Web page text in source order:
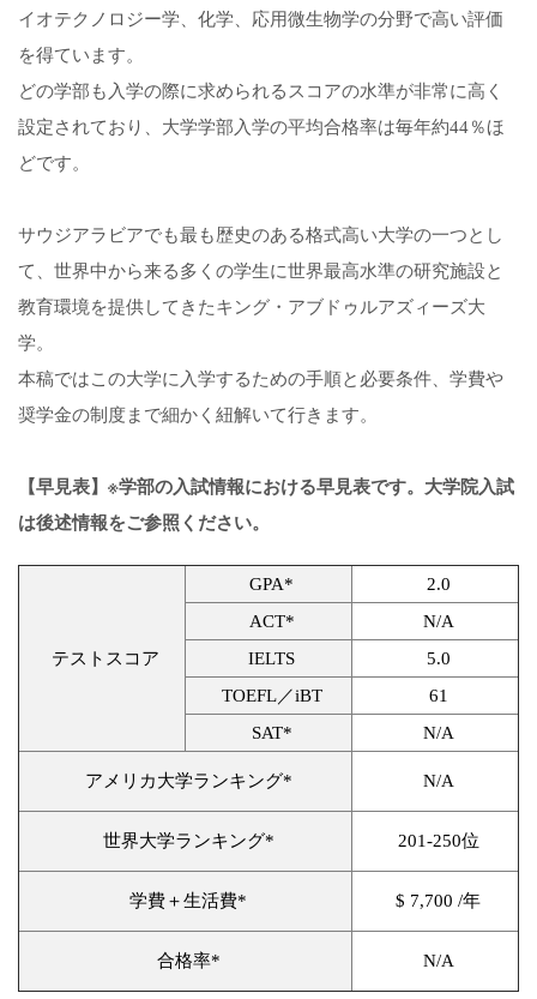
イオテクノロジー学、化学、応用微生物学の分野で高い評価
を得ています。
どの学部も入学の際に求められるスコアの水準が非常に高く
設定されており、大学学部入学の平均合格率は毎年約44％ほ
どです。
サウジアラビアでも最も歴史のある格式高い大学の一つとし
て、世界中から来る多くの学生に世界最高水準の研究施設と
教育環境を提供してきたキング・アブドゥルアズィーズ大
学。
本稿ではこの大学に入学するための手順と必要条件、学費や
奨学金の制度まで細かく紐解いて行きます。
【早見表】※学部の入試情報における早見表です。大学院入試
は後述情報をご参照ください。
テストスコア
GPA*
2.0
ACT*
N/A
IELTS
5.0
TOEFL／iBT
61
SAT*
N/A
アメリカ大学ランキング* N/A
世界大学ランキング* 201-250位
学費＋生活費* $ 7,700 /年
合格率* N/A